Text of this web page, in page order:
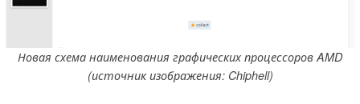
Новая схема наименования графических процессоров AMD
(источник изображения: Chiphell)